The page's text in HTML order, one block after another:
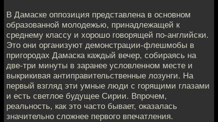
В Дамаске оппозиция представлена в основном
образованной молодежью, принадлежащей к
среднему классу и хорошо говорящей по-английски.
Это они организуют демонстрации-флешмобы в
пригородах Дамаска каждый вечер, собираясь на
две-три минуты в заранее условленном месте и
выкрикивая антиправительственные лозунги. На
первый взгляд эти умные люди с горящими глазами
и есть светлое будущее Сирии. Впрочем,
реальность, как это часто бывает, оказалась
значительно сложнее первого впечатления.